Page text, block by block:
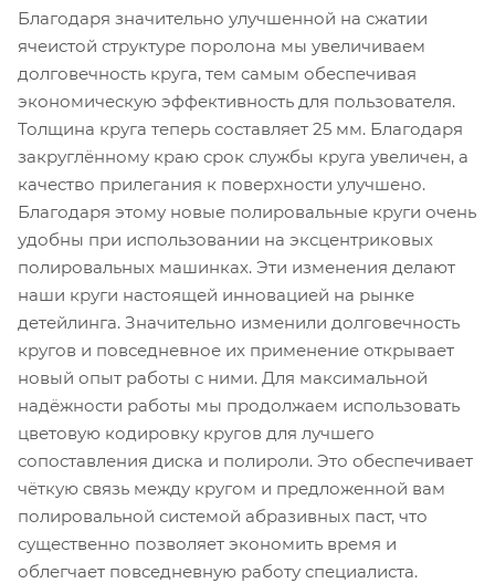
Благодаря значительно улучшенной на сжатии
ячеистой структуре поролона мы увеличиваем
долговечность круга, тем самым обеспечивая
экономическую эффективность для пользователя.
Толщина круга теперь составляет 25 мм. Благодаря
закруглённому краю срок службы круга увеличен, а
качество прилегания к поверхности улучшено.
Благодаря этому новые полировальные круги очень
удобны при использовании на эксцентриковых
полировальных машинках. Эти изменения делают
наши круги настоящей инновацией на рынке
детейлинга. Значительно изменили долговечность
кругов и повседневное их применение открывает
новый опыт работы с ними. Для максимальной
надёжности работы мы продолжаем использовать
цветовую кодировку кругов для лучшего
сопоставления диска и полироли. Это обеспечивает
чёткую связь между кругом и предложенной вам
полировальной системой абразивных паст, что
существенно позволяет экономить время и
облегчает повседневную работу специалиста.